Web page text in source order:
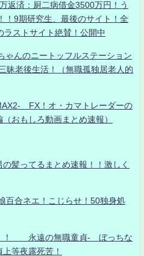
返済：厨二病借金3500万円！う
！9期研究生、最後のサイト！全
ストサイト絶賛！公開中
ゃんのニートッフルステーション
昧老後生活！（無職孤独居老人的
FX！オ・カマトレーダーの
おもしろ動画まとめ速報）
髪ってるまとめ速報！！激しく
百合ネエ！こじらせ！50独身処
！！ 永遠の無職童貞- ぼっちな
等夜露死苦！